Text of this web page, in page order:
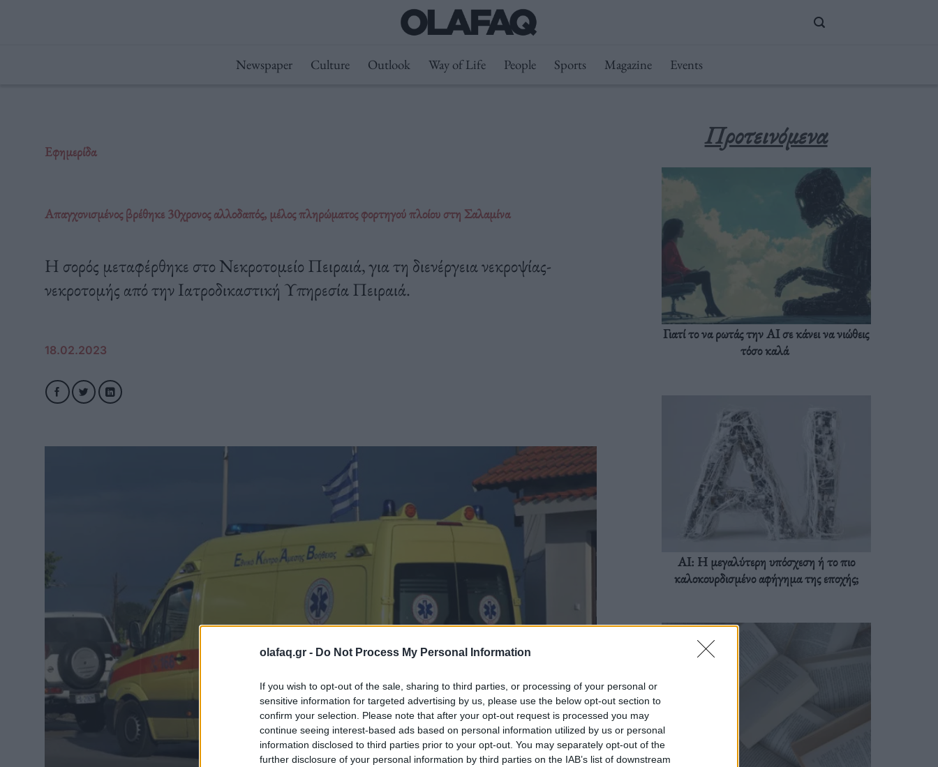
olafaq.gr - Do Not Process My Personal Information
If you wish to opt-out of the sale, sharing to third parties, or processing of your personal or
sensitive information for targeted advertising by us, please use the below opt-out section to
confirm your selection. Please note that after your opt-out request is processed you may
continue seeing interest-based ads based on personal information utilized by us or personal
information disclosed to third parties prior to your opt-out. You may separately opt-out of the
further disclosure of your personal information by third parties on the IAB’s list of downstream
Newspaper Culture Outlook Way of Life People Sports Magazine Events
Εφημερίδα
Aπαγχονισμένος βρέθηκε 30χρονος αλλοδαπός, μέλος πληρώματος φορτηγού πλοίου στη Σαλαμίνα
Η σορός μεταφέρθηκε στο Νεκροτομείο Πειραιά, για τη διενέργεια νεκροψίας-
νεκροτομής από την Ιατροδικαστική Υπηρεσία Πειραιά.
18.02.2023
Προτεινόμενα
Γιατί το να ρωτάς την AI σε κάνει να νιώθεις
τόσο καλά
AI: Η μεγαλύτερη υπόσχεση ή το πιο
καλοκουρδισμένο αφήγημα της εποχής;